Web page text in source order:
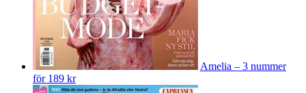
Amelia – 3 nummer
för 189 kr